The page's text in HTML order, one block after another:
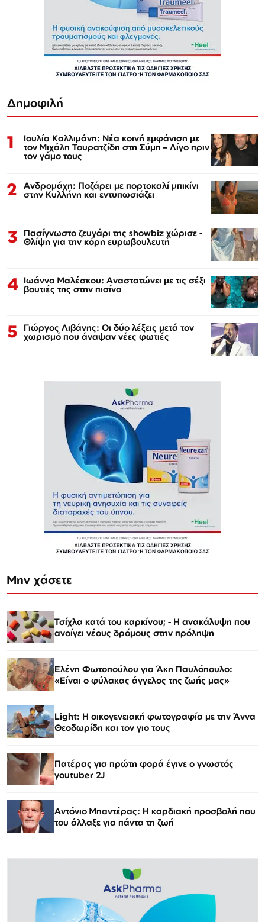
Δημοφιλή
1 Ιουλία Καλλιμάνη: Νέα κοινή εμφάνιση με
τον Μιχάλη Τουρατζίδη στη Σύμη – Λίγο πριν
τον γάμο τους
2 Ανδρομάχη: Ποζάρει με πορτοκαλί μπικίνι
στην Κυλλήνη και εντυπωσιάζει
3 Πασίγνωστο ζευγάρι της showbiz χώρισε -
Θλίψη για την κόρη ευρωβουλευτή
4 Ιωάννα Μαλέσκου: Αναστατώνει με τις σέξι
βουτιές της στην πισίνα
5 Γιώργος Λιβάνης: Οι δύο λέξεις μετά τον
χωρισμό που άναψαν νέες φωτιές
Μην χάσετε
Τσίχλα κατά του καρκίνου; - Η ανακάλυψη που
ανοίγει νέους δρόμους στην πρόληψη
Ελένη Φωτοπούλου για Άκη Παυλόπουλο:
«Είναι ο φύλακας άγγελος της ζωής μας»
Light: Η οικογενειακή φωτογραφία με την Άννα
Θεοδωρίδη και τον γιο τους
Πατέρας για πρώτη φορά έγινε ο γνωστός
youtuber 2J
Αντόνιο Μπαντέρας: Η καρδιακή προσβολή που
του άλλαξε για πάντα τη ζωή